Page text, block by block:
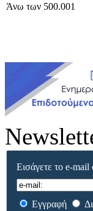
Άνω των 500.001
Εισάγετε το e-mail
Εγγραφή